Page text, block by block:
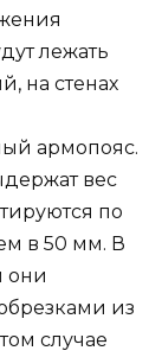
лежать
на стенах
армопояс.
вес
по
в 50 мм. В
они
из
случае